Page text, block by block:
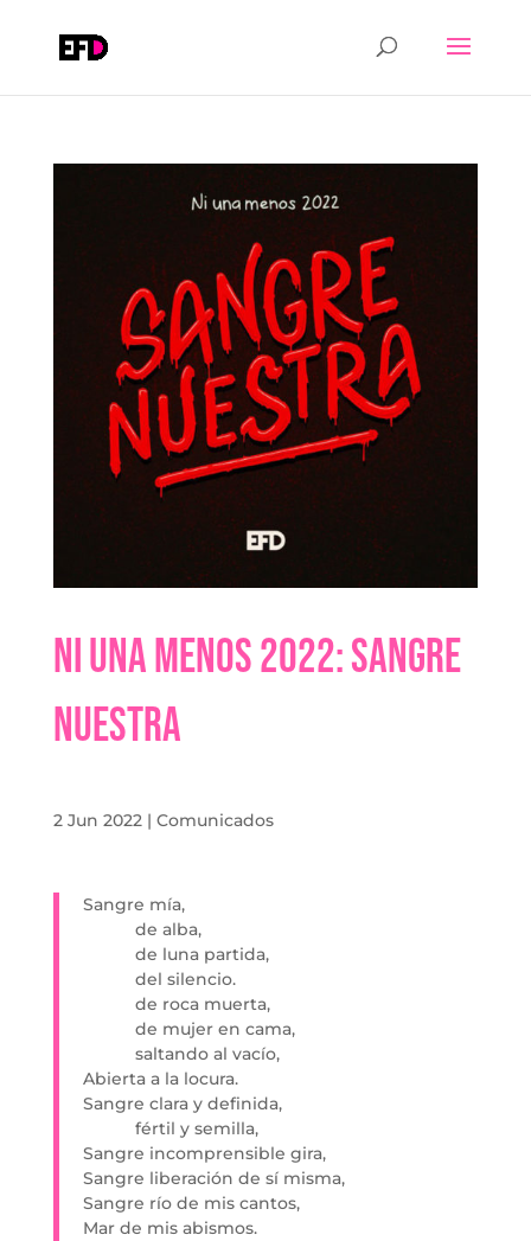
Ni una menos 2022: Sangre
nuestra
2 Jun 2022| Comunicados
Sangre mía,
de alba,
de luna partida,
del silencio.
de roca muerta,
de mujer en cama,
saltando al vacío,
Abierta a la locura.
Sangre clara y definida,
fértil y semilla,
Sangre incomprensible gira,
Sangre liberación de sí misma,
Sangre río de mis cantos,
Mar de mis abismos.